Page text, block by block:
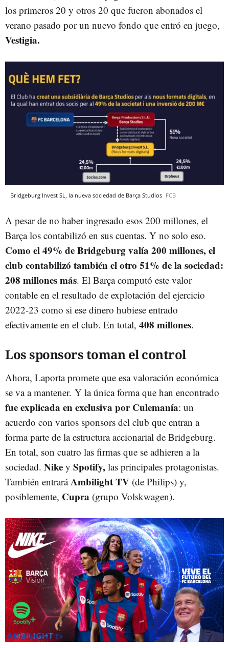
los primeros 20 y otros 20 que fueron abonados el
verano pasado por un nuevo fondo que entró en juego,
Vestigia.
Bridgeburg Invest SL, la nueva sociedad de Barça Studios FCB
A pesar de no haber ingresado esos 200 millones, el
Barça los contabilizó en sus cuentas. Y no solo eso.
Como el 49% de Bridgeburg valía 200 millones, el
club contabilizó también el otro 51% de la sociedad:
208 millones más. El Barça computó este valor
contable en el resultado de explotación del ejercicio
2022-23 como si ese dinero hubiese entrado
efectivamente en el club. En total, 408 millones.
Los sponsors toman el control
Ahora, Laporta promete que esa valoración económica
se va a mantener. Y la única forma que han encontrado
fue explicada en exclusiva por Culemanía: un
acuerdo con varios sponsors del club que entran a
forma parte de la estructura accionarial de Bridgeburg.
En total, son cuatro las firmas que se adhieren a la
sociedad. Nike y Spotify, las principales protagonistas.
También entraráAmbilight TV (de Philips) y,
posiblemente, Cupra (grupo Volskwagen).